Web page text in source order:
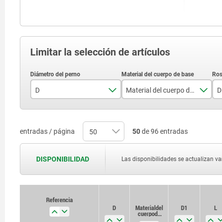
Limitar la selección de artículos
D
3
4
10
Material del cuerpo de base
acero
acero inoxidable
entradas / página 50de 96 entradas
DISPONIBILIDAD Las disponibilidades se actualizan
Referencia
D
Material del
cuerpo de
base
D1 L
Referencia
D
Material del
cuerpo de
base
D1 L